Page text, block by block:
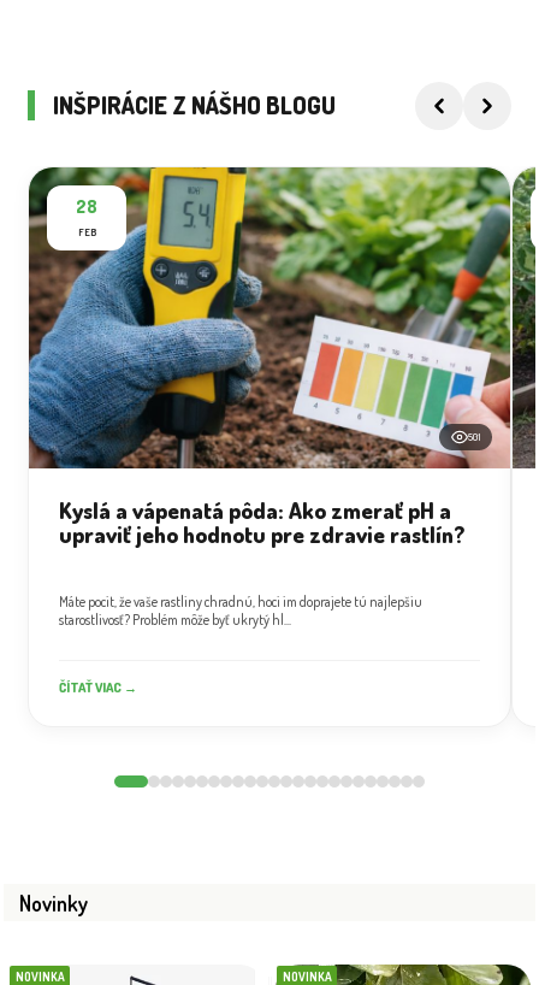
INŠPIRÁCIE Z NÁŠHO BLOGU
28
FEB
501
Kyslá a vápenatá pôda: Ako zmerať pH a
upraviť jeho hodnotu pre zdravie rastlín?
Máte pocit, že vaše rastliny chradnú, hoci im doprajete tú najlepšiu
starostlivosť? Problém môže byť ukrytý hl...
ČÍTAŤ VIAC →
Novinky
NOVINKA
NOVINKA